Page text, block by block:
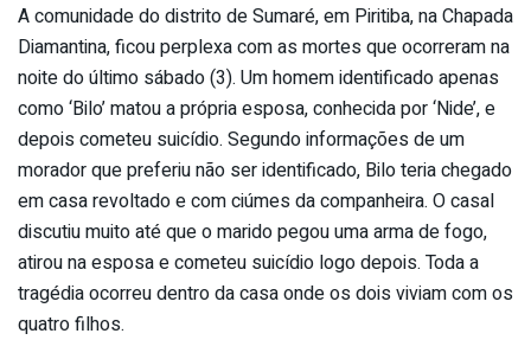
A comunidade do distrito de Sumaré, em Piritiba, na Chapada
Diamantina, ficou perplexa com as mortes que ocorreram na
noite do último sábado (3). Um homem identificado apenas
como ‘Bilo’ matou a própria esposa, conhecida por ‘Nide’, e
depois cometeu suicídio. Segundo informações de um
morador que preferiu não ser identificado, Bilo teria chegado
em casa revoltado e com ciúmes da companheira. O casal
discutiu muito até que o marido pegou uma arma de fogo,
atirou na esposa e cometeu suicídio logo depois. Toda a
tragédia ocorreu dentro da casa onde os dois viviam com os
quatro filhos.